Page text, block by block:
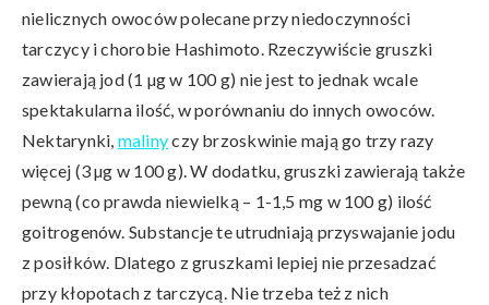
nielicznych owoców polecane przy niedoczynności
tarczycy i chorobie Hashimoto. Rzeczywiście gruszki
zawierają jod (1 µg w 100 g) nie jest to jednak wcale
spektakularna ilość, w porównaniu do innych owoców.
Nektarynki, malinyczy brzoskwinie mają go trzy razy
więcej (3 µg w 100 g). W dodatku, gruszki zawierają także
pewną (co prawda niewielką – 1-1,5 mg w 100 g) ilość
goitrogenów. Substancje te utrudniają przyswajanie jodu
z posiłków. Dlatego z gruszkami lepiej nie przesadzać
przy kłopotach z tarczycą. Nie trzeba też z nich